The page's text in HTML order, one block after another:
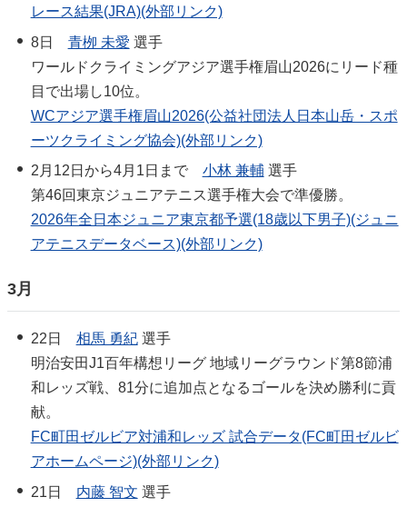
レース結果(JRA)(外部リンク)
8日 青栁 未愛 選手
ワールドクライミングアジア選手権眉山2026にリード種
目で出場し10位。
WCアジア選手権眉山2026(公益社団法人日本山岳・スポ
ーツクライミング協会)(外部リンク)
2月12日から4月1日まで 小林 兼輔選手
第46回東京ジュニアテニス選手権大会で準優勝。
2026年全日本ジュニア東京都予選(18歳以下男子)(ジュニ
アテニスデータベース)(外部リンク)
3月
22日 相馬 勇紀選手
明治安田J1百年構想リーグ 地域リーグラウンド第8節浦
和レッズ戦、81分に追加点となるゴールを決め勝利に貢
献。
FC町田ゼルビア対浦和レッズ 試合データ(FC町田ゼルビ
アホームページ)(外部リンク)
21日 内藤 智文 選手